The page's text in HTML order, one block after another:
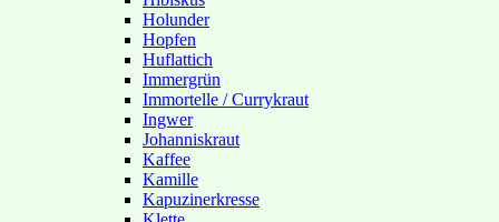
Holunder
Hopfen
Huflattich
Immergrün
Immortelle / Currykraut
Ingwer
Johanniskraut
Kaffee
Kamille
Kapuzinerkresse